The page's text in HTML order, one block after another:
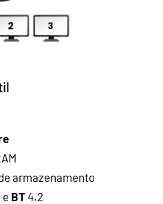
armazenamento
e BT4.2